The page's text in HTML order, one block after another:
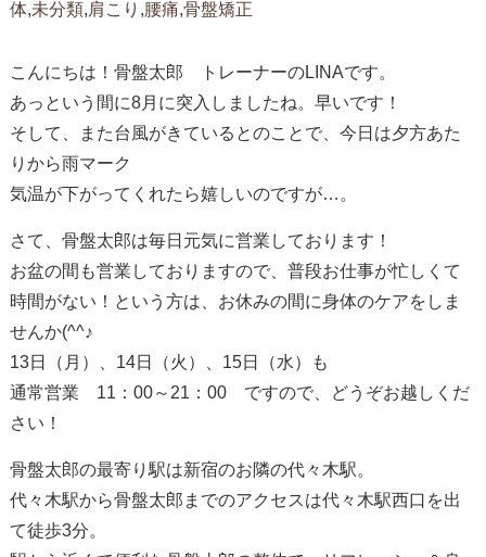
体,未分類,肩こり ,腰痛,骨盤矯正
こんにちは！骨盤太郎 トレーナーのLINAです。
あっという間に8月に突入しましたね。早いです！
そして、また台風がきているとのことで、今日は夕方あた
りから雨マーク
気温が下がってくれたら嬉しいのですが…。
さて、骨盤太郎は毎日元気に営業しております！
お盆の間も営業しておりますので、普段お仕事が忙しくて
時間がない！という方は、お休みの間に身体のケアをしま
せんか(^^♪
13日（月）、14日（火）、15日（水）も
通常営業 11：00～21：00 ですので、どうぞお越しくだ
さい！
骨盤太郎の最寄り駅は新宿のお隣の代々木駅。
代々木駅から骨盤太郎までのアクセスは代々木駅西口を出
て徒歩3分。